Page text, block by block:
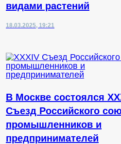
видами растений
18.03.2025, 19:21
В Москве состоялся
Съезд Российского
промышленников и
предпринимателей